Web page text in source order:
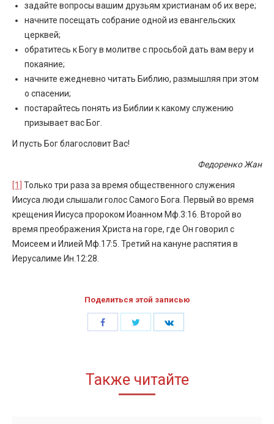
задайте вопросы вашим друзьям христианам об их вере;
начните посещать собрание одной из евангельских
церквей;
обратитесь к Богу в молитве с просьбой дать вам веру и
покаяние;
начните ежедневно читать Библию, размышляя при этом
о спасении;
постарайтесь понять из Библии к какому служению
призывает вас Бог.
И пусть Бог благословит Вас!
Федоренко Жан
[1]
Только три раза за время общественного служения
Иисуса люди слышали голос Самого Бога. Первый во время
крещения Иисуса пророком Иоанном Мф.3:16. Второй во
время преображения Христа на горе, где Он говорил с
Моисеем и Илией Мф.17:5. Третий на кануне распятия в
Иерусалиме Ин.12:28.
Поделиться этой записью
Share Share
Также читайте